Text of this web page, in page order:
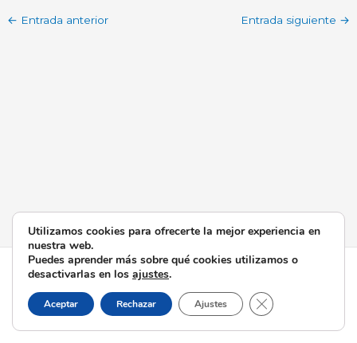
← Entrada anterior Entrada siguiente →
Todos los derechos © 2026 Esperanza de Triana | Funciona
gracias aTema Astra para WordPress
Utilizamos cookies para ofrecerte la mejor experiencia en
nuestra web.
Puedes aprender más sobre qué cookies utilizamos o
desactivarlas en los ajustes.
Aceptar Rechazar Ajustes Cerrar el banner